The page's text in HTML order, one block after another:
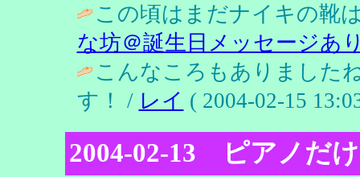
この頃はまだナイキの靴
な坊＠誕生日メッセージあ
こんなころもありました
す！ / レイ ( 2004-02-15
2004-02-13 ピアノだ